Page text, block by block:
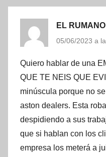
EL RUMANO
05/06/2023 a
Quiero hablar de una
QUE TE NEIS QUE
minúscula porque no
aston dealers. Esta
despidiendo a sus
que si hablan con los
empresa los meterá a